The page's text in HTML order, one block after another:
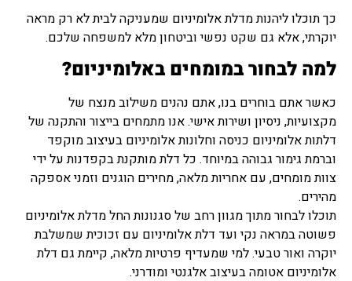
כך תוכלו ליהנות מדלת אלומיניום שמעניקה לבית לא רק מראה
יוקרתי, אלא גם שקט נפשי וביטחון מלא למשפחה שלכם.
למה לבחור במומחים באלומיניום?
כאשר אתם בוחרים בנו, אתם נהנים משילוב מנצח של
מקצועיות, ניסיון ושירות אישי. אנו מתמחים בייצור והתקנה של
דלתות אלומיניום כניסה וחלונות אלומיניום בעיצוב מוקפד
וברמת גימור גבוהה במיוחד. כל דלת מותקנת בקפדנות על ידי
צוות מומחים, עם אחריות מלאה, מחירים הוגנים וזמני אספקה
מהירים.
תוכלו לבחור מתוך מגוון רחב של סגנונות החל מדלת אלומיניום
פשוטה במראה נקי ועד דלת אלומיניום עם זכוכית שמשלבת
יוקרה ואור טבעי. למי שמעדיף פרטיות מלאה, קיימת גם דלת
אלומיניום אטומה בעיצוב אלגנטי ומודרני.